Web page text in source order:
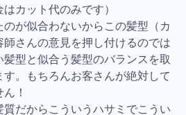
カット代のみです）
が似合わないからこの髪型（カ
さんの意見を押し付けるのでは
型と似合う髪型のバランスを取
。もちろんお客さんが絶対して
！
だからこういうハサミでこうい